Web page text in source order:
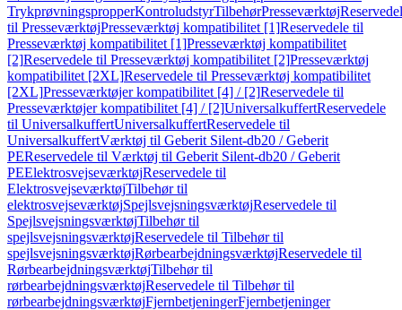
TrykprøvningspropperKontroludstyrTilbehørPresseværktøj
til PresseværktøjPresseværktøj kompatibilitet [1]Reservedele til
Presseværktøj kompatibilitet [1]Presseværktøj kompatibilitet
[2]Reservedele til Presseværktøj kompatibilitet [2]Presseværktøj
kompatibilitet [2XL]Reservedele til Presseværktøj kompatibilitet
[2XL]Presseværktøjer kompatibilitet [4] / [2]Reservedele til
Presseværktøjer kompatibilitet [4] / [2]UniversalkuffertReservedele
til UniversalkuffertUniversalkuffertReservedele til
UniversalkuffertVærktøj til Geberit Silent-db20 / Geberit
PEReservedele til Værktøj til Geberit Silent-db20 / Geberit
PEElektrosvejseværktøjReservedele til
ElektrosvejseværktøjTilbehør til
elektrosvejseværktøjSpejlsvejsningsværktøjReservedele til
SpejlsvejsningsværktøjTilbehør til
spejlsvejsningsværktøjReservedele til Tilbehør til
spejlsvejsningsværktøjRørbearbejdningsværktøjReservedele til
RørbearbejdningsværktøjTilbehør til
rørbearbejdningsværktøjReservedele til Tilbehør til
rørbearbejdningsværktøjFjernbetjeningerFjernbetjeninger